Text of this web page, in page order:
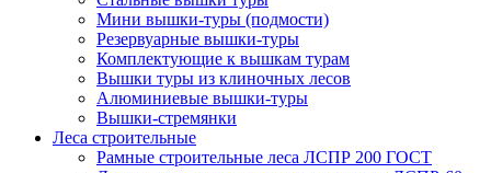
Мини вышки-туры (подмости)
Резервуарные вышки-туры
Комплектующие к вышкам турам
Вышки туры из клиночных лесов
Алюминиевые вышки-туры
Вышки-стремянки
Леса строительные
Рамные строительные леса ЛСПР 200 ГОСТ